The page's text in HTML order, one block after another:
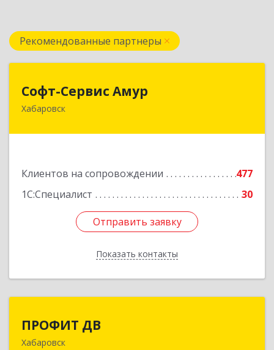
Рекомендованные партнеры
Софт-Сервис Амур
Хабаровск
Клиентов на сопровождении
477
1С:Специалист
30
Отправить заявку
Показать контакты
680000, Хабаровский край, Хабаровск г,
Отправить заявку
Назад
ПРОФИТ ДВ
Хабаровск680000, Хабаровский край, Хабаровск г,